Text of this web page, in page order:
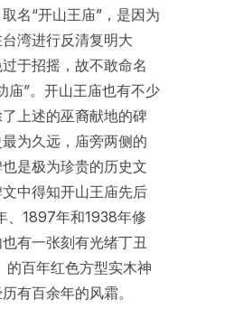
名“开山王庙”，是因为
湾进行反清复明大
于招摇，故不敢命名
庙”。开山王庙也有不少
上述的巫裔献地的碑
为久远，庙旁两侧的
是极为珍贵的历史文
中得知开山王庙先后
、1897年和1938年修
有一张刻有光绪丁丑
的百年红色方型实木神
有百余年的风霜。